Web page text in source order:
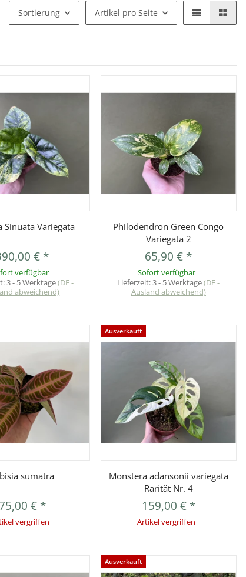
Sortierung Artikel pro Seite
Vorschau
Sinuata Variegata
€ *
verfügbar
3 - 5 Werktage(DE -
abweichend)
Vorschau
Philodendron Green Congo
Variegata 2
65,90 € *
Sofort verfügbar
Lieferzeit:3 - 5 Werktage(DE -
Ausland abweichend)
Vorschau
sumatra
€ *
vergriffen
Ausverkauft
Vorschau
Monstera adansonii variegata
Rarität Nr. 4
159,00 € *
Artikel vergriffen
Ausverkauft